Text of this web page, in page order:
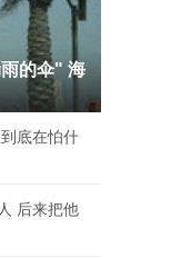
的伞" 海
底在怕什
后来把他